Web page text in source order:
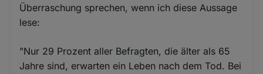
Überraschung sprechen, wenn ich diese Aussage
lese:
"Nur 29 Prozent aller Befragten, die älter als 65
Jahre sind, erwarten ein Leben nach dem Tod. Bei